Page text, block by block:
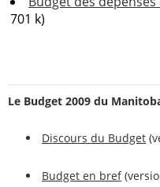
701 k)
Le Budget 2009 du
Discours du Budget
Budget en bref